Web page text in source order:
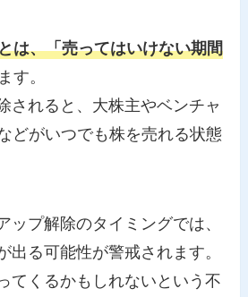
は、「売ってはいけない期間
す。
されると、大株主やベンチャ
どがいつでも株を売れる状態
ップ解除のタイミングでは、
出る可能性が警戒されます。
てくるかもしれないという不